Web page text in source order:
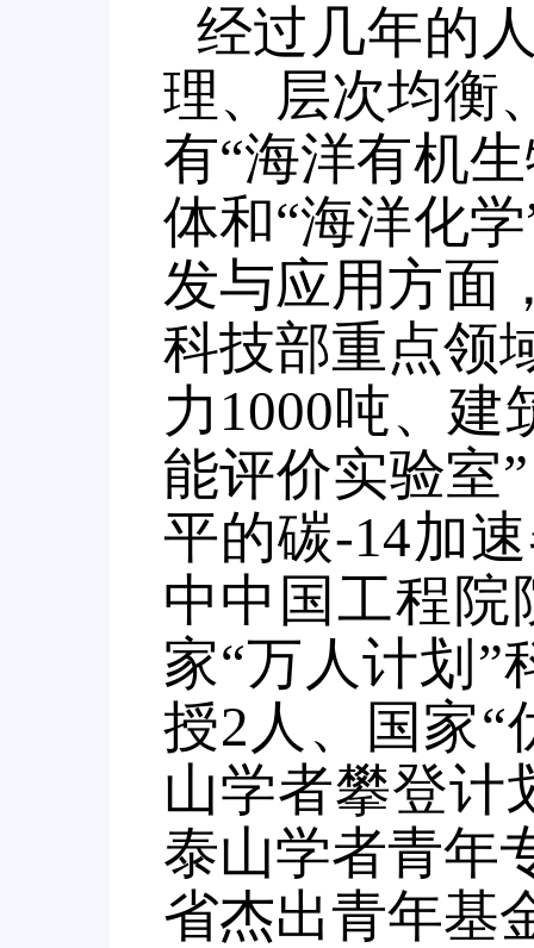
经过几年的
理、层次均衡
有“海洋有机
体和“海洋化
发与应用方面
科技部重点领
力 1000吨、建
能评价实验室”
平的碳-14加
中中国工程院
家“万人计划 ”
授2 人、国家“
山学者攀登计
泰山学者青年
省杰出青年基